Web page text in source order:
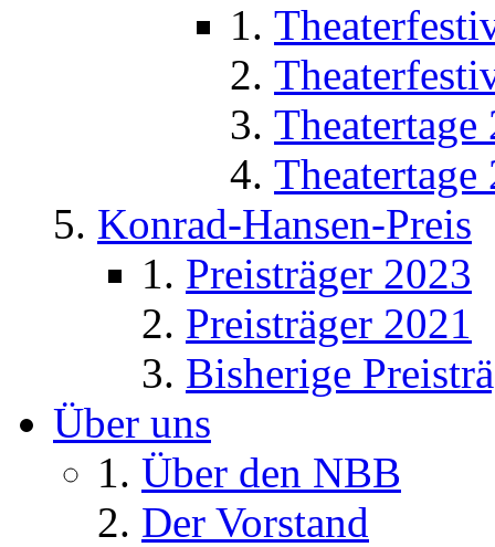
Theatertage
Theatertage
Konrad-Hansen-Preis
Preisträger 2023
Preisträger 2021
Bisherige
Über uns
Über den NBB
Der Vorstand